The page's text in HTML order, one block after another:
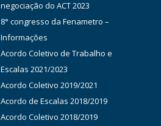
negociação do ACT 2023
8° congresso da Fenametro –
Informações
Acordo Coletivo de Trabalho e
Escalas 2021/2023
Acordo Coletivo 2019/2021
Acordo de Escalas 2018/2019
Acordo Coletivo 2018/2019